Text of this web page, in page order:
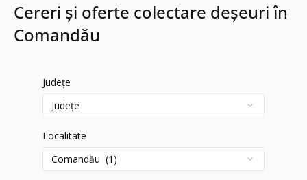
Cereri și oferte colectare deșeuri în
Comandău
Județe
Localitate